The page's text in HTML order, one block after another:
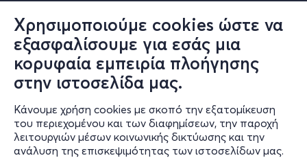
Χρησιμοποιούμε cookies ώστε να
εξασφαλίσουμε για εσάς μια
κορυφαία εμπειρία πλοήγησης
στην ιστοσελίδα μας.
Κάνουμε χρήση cookies με σκοπό την εξατομίκευση
του περιεχομένου και των διαφημίσεων, την παροχή
λειτουργιών μέσων κοινωνικής δικτύωσης και την
ανάλυση της επισκεψιμότητας των ιστοσελίδων μας.
Πληροφορίες
Υποστήριξη
Stay Connected